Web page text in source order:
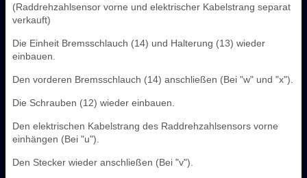
(Raddrehzahlsensor vorne und elektrischer Kabelstrang separat
verkauft)
Die Einheit Bremsschlauch (14) und Halterung (13) wieder
einbauen.
Den vorderen Bremsschlauch (14) anschließen (Bei "w" und "x").
Die Schrauben (12) wieder einbauen.
Den elektrischen Kabelstrang des Raddrehzahlsensors vorne
einhängen (Bei "u").
Den Stecker wieder anschließen (Bei "v").